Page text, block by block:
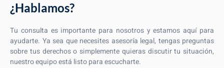
¿Hablamos?
Tu consulta es importante para nosotros y estamos aquí para
ayudarte. Ya sea que necesites asesoría legal, tengas preguntas
sobre tus derechos o simplemente quieras discutir tu situación,
nuestro equipo está listo para escucharte.